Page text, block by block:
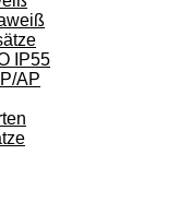
IP55
AP